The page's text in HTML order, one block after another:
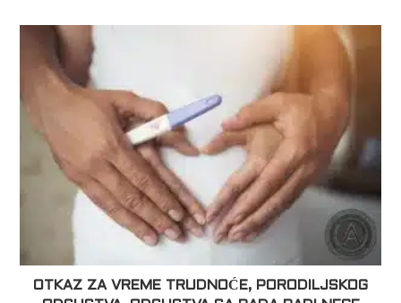
OTKAZ ZA VREME TRUDNOĆE, PORODILJSKOG